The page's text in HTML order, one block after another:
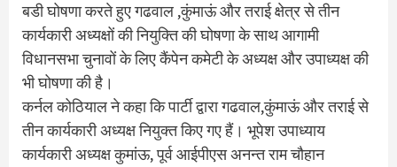
बडी घोषणा करते हुए गढवाल ,कुंमाऊं और तराई क्षेत्र से तीन
कार्यकारी अध्यक्षों की नियुक्ति की घोषणा के साथ आगामी
विधानसभा चुनावों के लिए कैंपेन कमेटी के अध्यक्ष और उपाध्यक्ष की
भी घोषणा की है।
कर्नल कोठियाल ने कहा कि पार्टी द्वारा गढवाल,कुंमाऊं और तराई से
तीन कार्यकारी अध्यक्ष नियुक्त किए गए हैं। भूपेश उपाध्याय
कार्यकारी अध्यक्ष कुमांऊ, पूर्व आईपीएस अनन्त राम चौहान